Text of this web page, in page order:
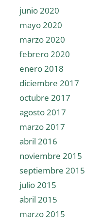
junio 2020
mayo 2020
marzo 2020
febrero 2020
enero 2018
diciembre 2017
octubre 2017
agosto 2017
marzo 2017
abril 2016
noviembre 2015
septiembre 2015
julio 2015
abril 2015
marzo 2015